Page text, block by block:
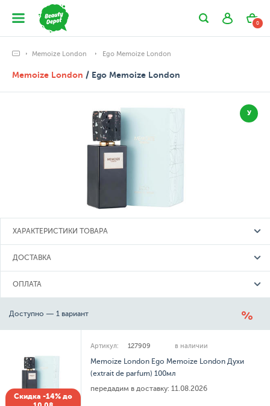
0
Memoize London Ego Memoize London
Memoize London / Ego Memoize London
У
ХАРАКТЕРИСТИКИ ТОВАРА
ДОСТАВКА
ОПЛАТА
Доступно — 1 вариант
Скидка -14% до
Артикул: 127909 в наличии
Memoize London Ego Memoize London Духи
(extrait de parfum) 100мл
передадим в доставку: 11.08.2026